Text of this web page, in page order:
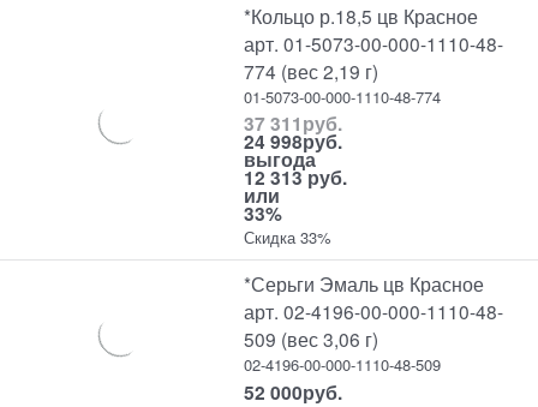
*Кольцо р.18,5 цв Красное
арт. 01-5073-00-000-1110-48-
774 (вес 2,19 г)
01-5073-00-000-1110-48-774
37 311руб.
24 998руб.
выгода
12 313 руб.
или
33%
Скидка 33%
*Серьги Эмаль цв Красное
арт. 02-4196-00-000-1110-48-
509 (вес 3,06 г)
02-4196-00-000-1110-48-509
52 000руб.